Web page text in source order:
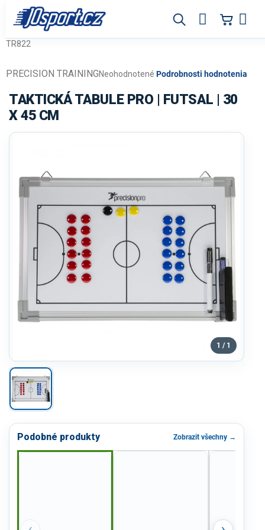
obsah
TR822
Priemerné
produktu
je
Neohodnotené Podrobnosti hodnotenia
PRECISION TRAINING
TAKTICKÁ TABULE PRO | FUTSAL | 30
X 45 CM
1 / 1
Podobné produkty Zobrazit všechny →